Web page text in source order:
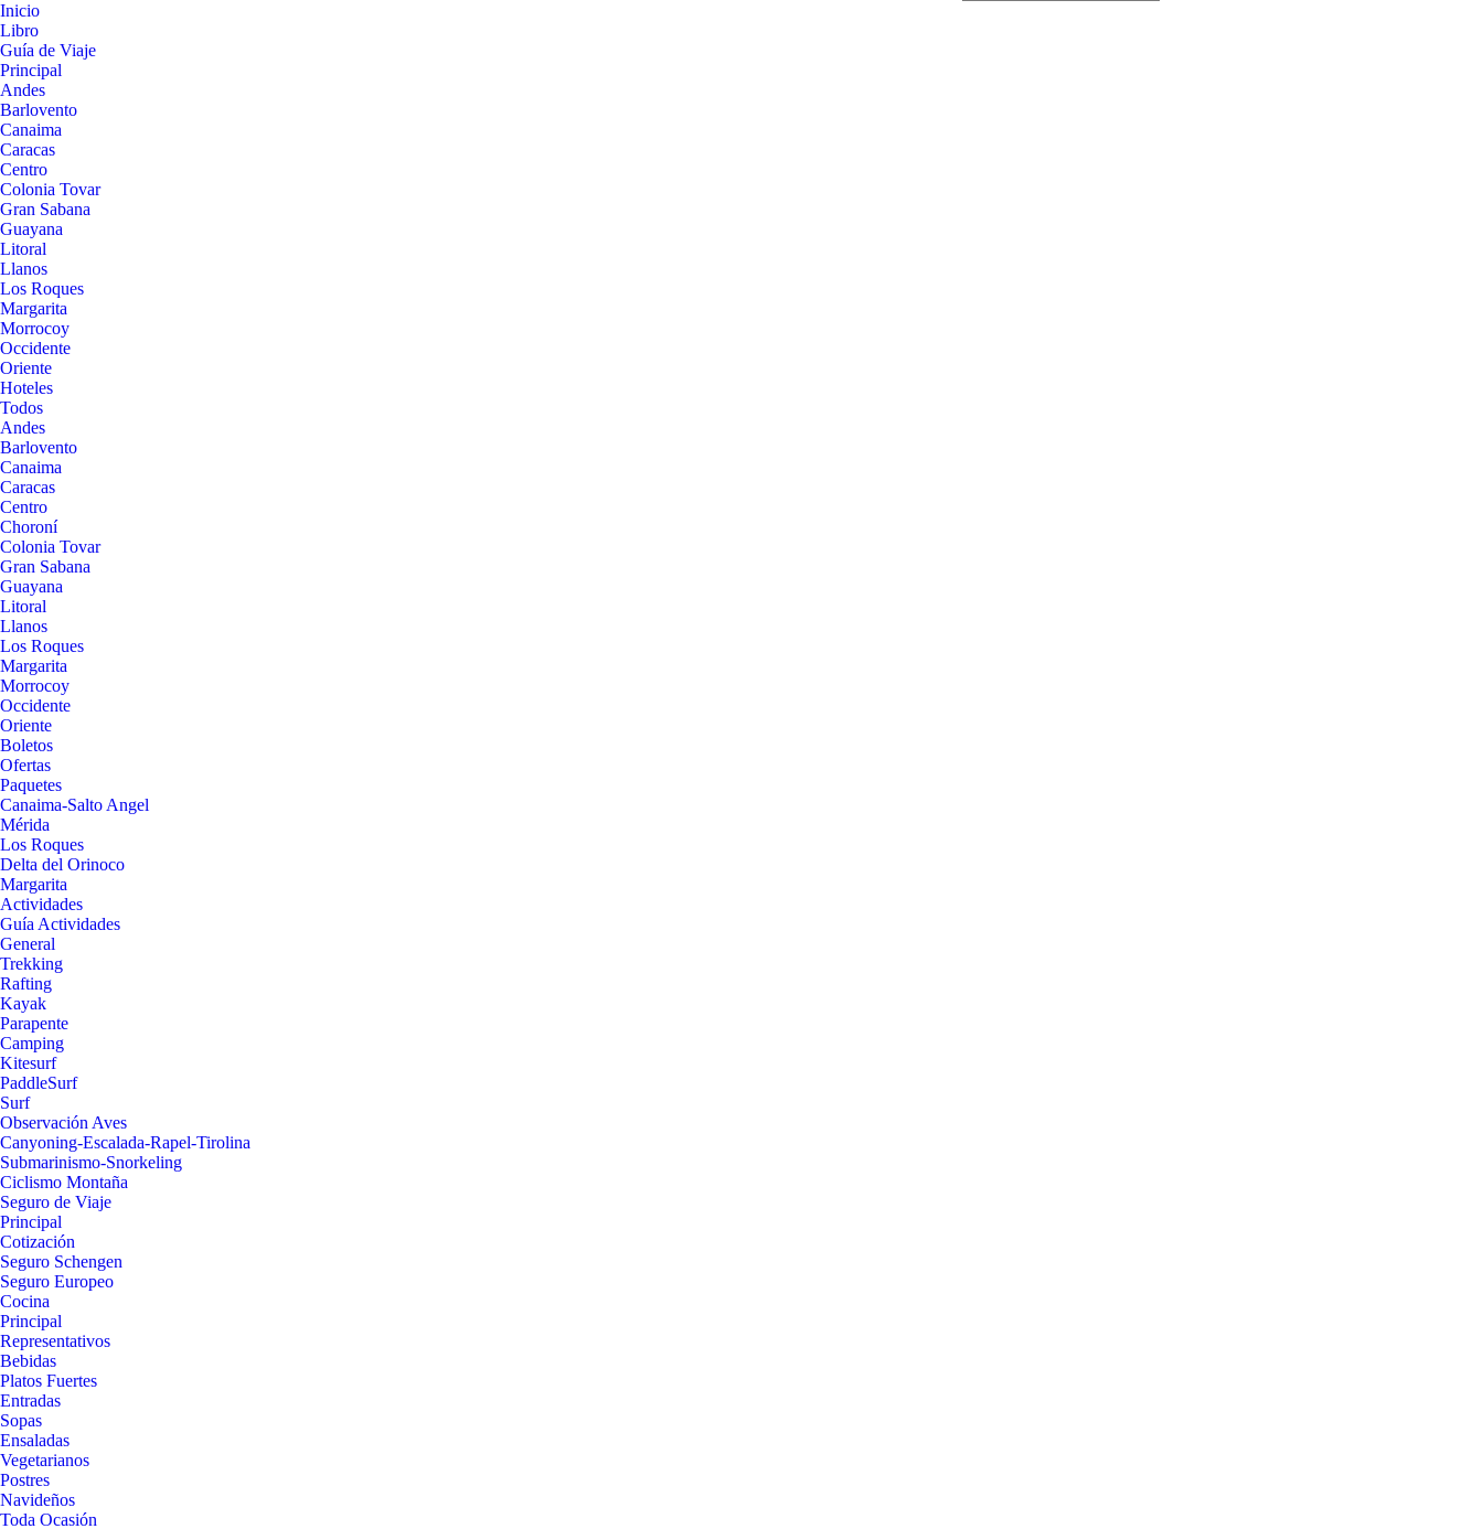
Inicio
Libro
Guía de Viaje
Principal
Andes
Barlovento
Canaima
Caracas
Centro
Colonia Tovar
Gran Sabana
Guayana
Litoral
Llanos
Los Roques
Margarita
Morrocoy
Occidente
Oriente
Hoteles
Todos
Andes
Barlovento
Canaima
Caracas
Centro
Choroní
Colonia Tovar
Gran Sabana
Guayana
Litoral
Llanos
Los Roques
Margarita
Morrocoy
Occidente
Oriente
Boletos
Ofertas
Paquetes
Canaima-Salto Angel
Mérida
Los Roques
Delta del Orinoco
Margarita
Actividades
Guía Actividades
General
Trekking
Rafting
Kayak
Parapente
Camping
Kitesurf
PaddleSurf
Surf
Observación Aves
Canyoning-Escalada-Rapel-Tirolina
Submarinismo-Snorkeling
Ciclismo Montaña
Seguro de Viaje
Principal
Cotización
Seguro Schengen
Seguro Europeo
Cocina
Principal
Representativos
Bebidas
Platos Fuertes
Entradas
Sopas
Ensaladas
Vegetarianos
Postres
Navideños
Toda Ocasión